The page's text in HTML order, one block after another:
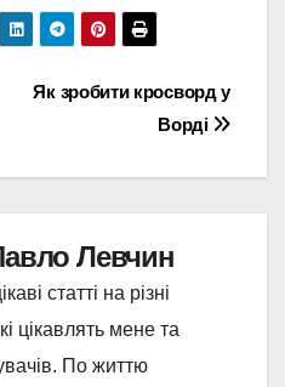
Як зробити кросворд у
Ворді
Левчин
статті на різні
цікавлять мене та
По життю